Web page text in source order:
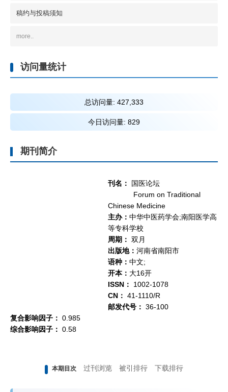
稿约与投稿须知
more..
访问量统计
总访问量: 427,333
今日访问量: 829
期刊简介
刊名：
国医论坛
Forum on Traditional
Chinese Medicine
主办： 中华中医药学会;南阳医学高
等专科学校
周期： 双月
出版地： 河南省南阳市
语种： 中文;
开本： 大16开
ISSN：
1002-1078
CN： 41-1110/R
邮发代号： 36-100
复合影响因子： 0.985
综合影响因子： 0.58
本期目次 过刊浏览 被引排行 下载排行